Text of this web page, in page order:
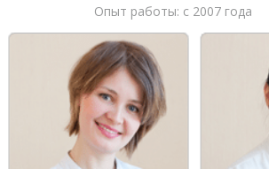
Опыт работы: с 2007 года